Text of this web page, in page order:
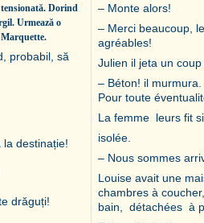
tensionată. Dorind
Urmează o
probabil, să
destinație!
drăguți!
– Monte alors!
– Merci beaucoup,
agréables!
Julien il jeta un
– Béton! il
Pour toute
La femme leurs fit
isolée.
– Nous sommes
Louise avait une
chambres à
bain, détachées à